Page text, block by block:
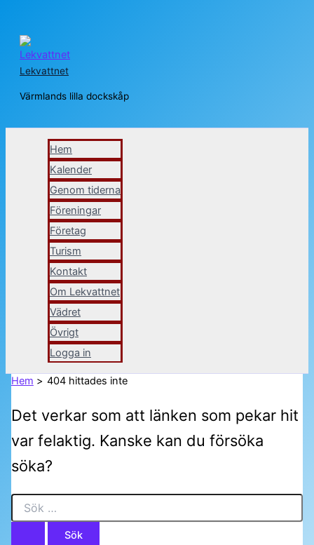
Hoppa
innehåll
Lekvattnet
Värmlands lilla dockskåp
Hem
Kalender
Genom tiderna
Föreningar
Företag
Turism
Kontakt
Om Lekvattnet
Vädret
Övrigt
Logga in
Hem 404 hittades inte
Det verkar som att länken som pekar hit
var felaktig. Kanske kan du försöka
söka?
Sök
efter: